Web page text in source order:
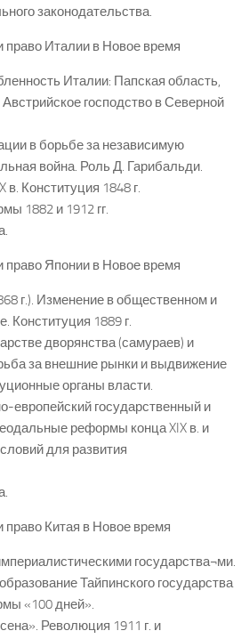
законодательства.
право Италии в Новое время
Италии: Папская область,
господство в Северной
в борьбе за независимую
война. Роль Д. Гарибальди.
Конституция 1848 г.
1882 и 1912 гг.
право Японии в Новое время
г.). Изменение в общественном и
Конституция 1889 г.
дворянства (самураев) и
за внешние рынки и выдвижение
органы власти.
европейский государственный и
реформы конца XIX в. и
для развития
право Китая в Новое время
государства¬ми.
Тайпинского государства
«100 дней».
Революция 1911 г. и